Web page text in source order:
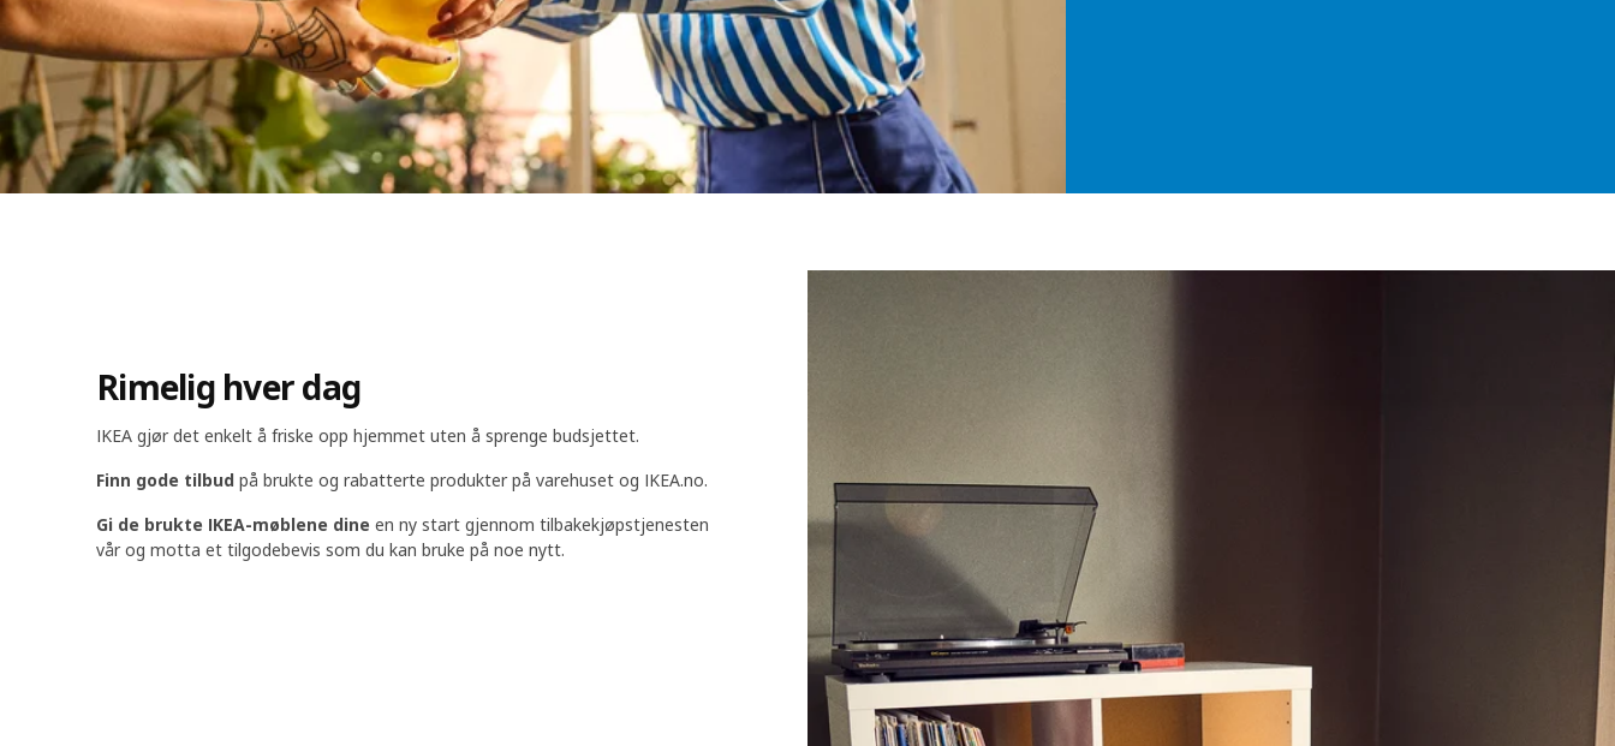
Rimelig hver dag
IKEA gjør det enkelt å friske opp hjemmet uten å sprenge budsjettet.
Finn gode tilbud på brukte og rabatterte produkter på varehuset og IKEA.no.
Gi de brukte IKEA-møblene dine en ny start gjennom tilbakekjøpstjenesten
vår og motta et tilgodebevis som du kan bruke på noe nytt.